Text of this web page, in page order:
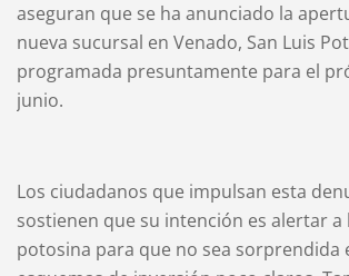
aseguran que se ha anunciado la
nueva sucursal en Venado, San Luis
programada presuntamente para el
junio.
Los ciudadanos que impulsan esta
sostienen que su intención es alertar a
potosina para que no sea sorprendida